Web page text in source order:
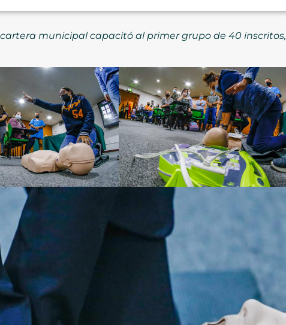
municipal capacitó al primer grupo de 40 inscritos,